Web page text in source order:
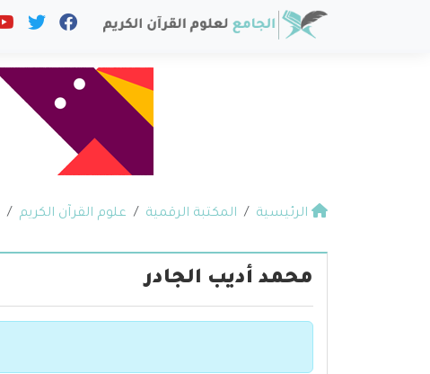
الرئيسية المكتبة الرقمية علوم القرآن الكريم
محمد أديب الجادر